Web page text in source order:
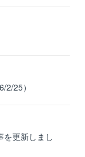
25）
を更新しまし